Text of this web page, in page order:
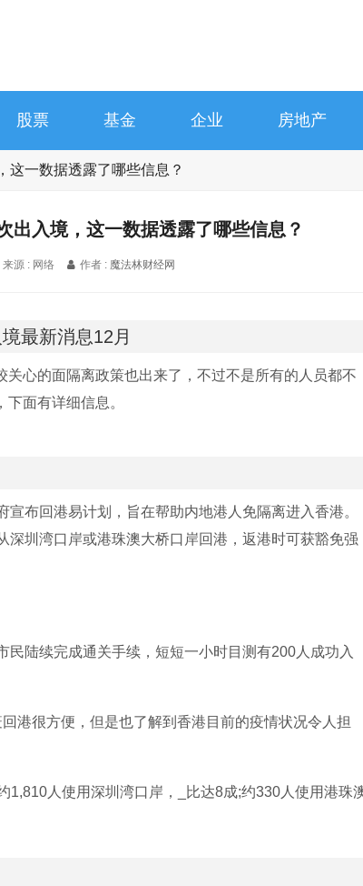
股票 基金 企业 房地产
这一数据透露了哪些信息？
出入境，这一数据透露了哪些信息？
来源 : 网络 作者 : 魔法林财经网
最新消息12月
心的面隔离政策也出来了，不过不是所有的人员都不
面有详细信息。
布回港易计划，旨在帮助内地港人免隔离进入香港。
圳湾口岸或港珠澳大桥口岸回港，返港时可获豁免强
陆续完成通关手续，短短一小时目测有200人成功入
港很方便，但是也了解到香港目前的疫情状况令人担
人使用深圳湾口岸，_比达8成;约330人使用港珠